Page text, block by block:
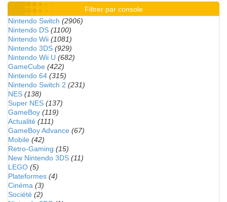
Filtrer par console
Nintendo Switch (2906)
Nintendo DS (1100)
Nintendo Wii (1081)
Nintendo 3DS (929)
Nintendo Wii U (682)
GameCube (422)
Nintendo 64 (315)
Nintendo Switch 2 (231)
NES (138)
Super NES (137)
GameBoy (119)
Actualité (111)
GameBoy Advance (67)
Mobile (42)
Retro-Gaming (15)
New Nintendo 3DS (11)
LEGO (5)
Plateformes (4)
Cinéma (3)
Société (2)